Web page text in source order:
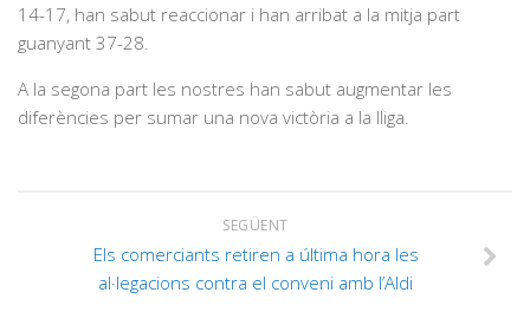
14-17, han sabut reaccionar i han arribat a la mitja part
guanyant 37-28.
A la segona part les nostres han sabut augmentar les
diferències per sumar una nova victòria a la lliga.
SEGÜENT
Els comerciants retiren a última hora les
al·legacions contra el conveni amb l’Aldi